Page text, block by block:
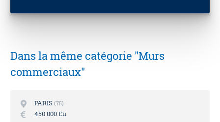
Dans la même catégorie "Murs
commerciaux"
PARIS 75
450 000 Eu